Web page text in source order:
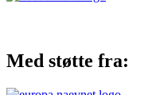
Med støtte fra: